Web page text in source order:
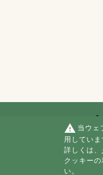
サ
warning 当ウェ
用していま
詳しくは、
クッキー
い。